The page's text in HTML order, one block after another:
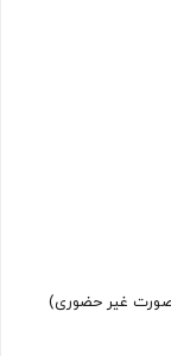
صورت غیر حضوری)